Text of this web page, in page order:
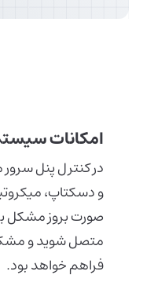
امکانات
در کنترل پنل
و دسکتاپ،
متصل شوید و
فراهم خواهد بود.